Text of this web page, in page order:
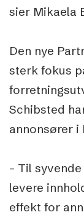
sier Mikaela
Den nye
sterk fokus
Schibsted
annonsører i
– Til
levere
effekt for